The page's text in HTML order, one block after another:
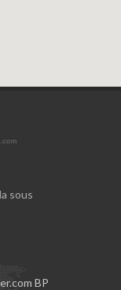
sous
BP